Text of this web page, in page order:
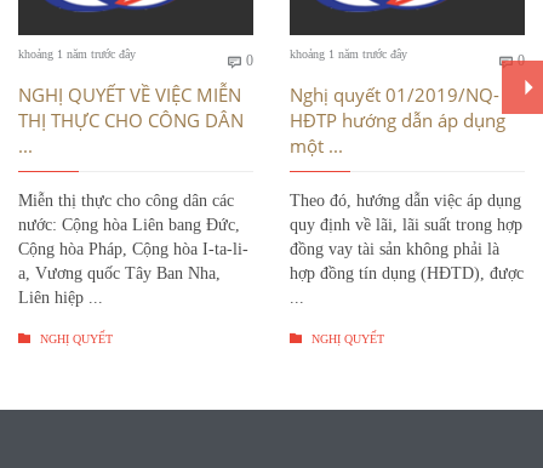
khoảng 1 năm trước đây
 0Bình
NGHỊ QUYẾT VỀ VIỆC MIỄN
THỊ THỰC CHO CÔNG DÂN
...
Miễn thị thực cho công dân các
nước: Cộng hòa Liên bang Đức,
Cộng hòa Pháp, Cộng hòa I-ta-li-
a, Vương quốc Tây Ban Nha,
Liên hiệp ...
 NGHỊ QUYẾT
khoảng 1 năm trước đây
 0
Nghị quyết 01/2019/NQ-
HĐTP hướng dẫn áp dụng
một ...
Theo đó, hướng dẫn việc áp dụng
quy định về lãi, lãi suất trong hợp
đồng vay tài sản không phải là
hợp đồng tín dụng (HĐTD), được
...
 NGHỊ QUYẾT